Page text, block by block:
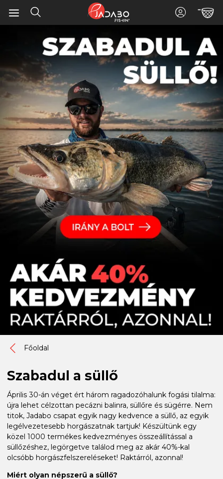
Főoldal
Szabadul a süllő
Április 30-án véget ért három ragadozóhalunk fogási tilalma:
újra lehet célzottan pecázni balinra, süllőre és sügérre. Nem
titok, Jadabo csapat egyik nagy kedvence a süllő, az egyik
legélvezetesebb horgászatnak tartjuk! Készültünk egy
közel 1000 termékes kedvezményes összeállítással a
süllőzéshez, legörgetve találod meg az akár 40%-kal
olcsóbb horgászfelszereléseket! Raktárról, azonnal!
Miért olyan népszerű a süllő?